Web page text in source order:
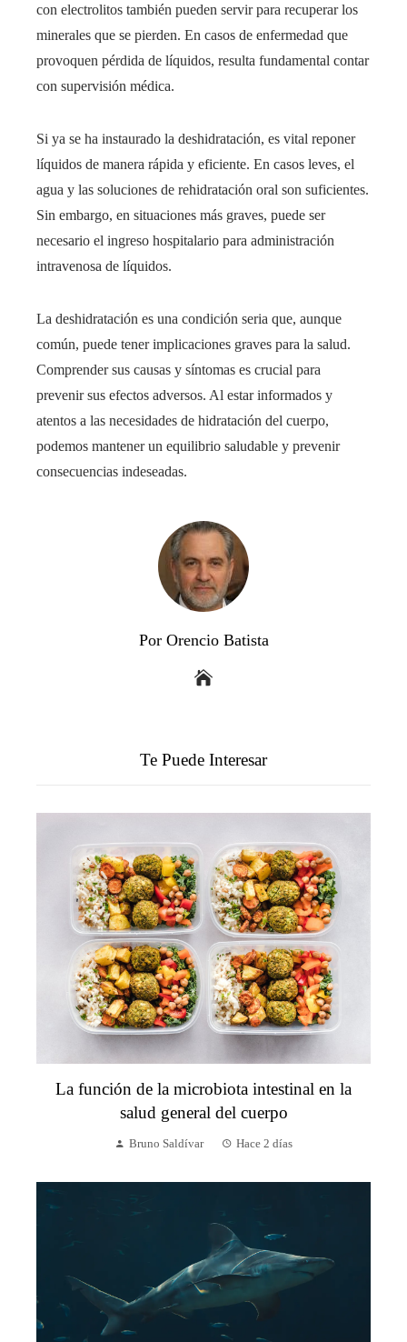
con electrolitos también pueden servir para recuperar los
minerales que se pierden. En casos de enfermedad que
provoquen pérdida de líquidos, resulta fundamental contar
con supervisión médica.
Si ya se ha instaurado la deshidratación, es vital reponer
líquidos de manera rápida y eficiente. En casos leves, el
agua y las soluciones de rehidratación oral son suficientes.
Sin embargo, en situaciones más graves, puede ser
necesario el ingreso hospitalario para administración
intravenosa de líquidos.
La deshidratación es una condición seria que, aunque
común, puede tener implicaciones graves para la salud.
Comprender sus causas y síntomas es crucial para
prevenir sus efectos adversos. Al estar informados y
atentos a las necesidades de hidratación del cuerpo,
podemos mantener un equilibrio saludable y prevenir
consecuencias indeseadas.
Por Orencio Batista
Te Puede Interesar
La función de la microbiota intestinal en la
salud general del cuerpo
Bruno Saldívar Hace 2 días